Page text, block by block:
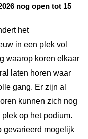
nog open tot 15
het
in een plek vol
waarop koren elkaar
laten horen waar
gang. Er zijn al
kunnen zich nog
op het podium.
gevarieerd mogelijk